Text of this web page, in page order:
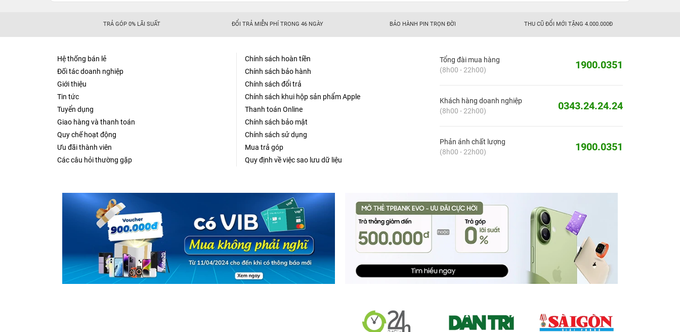
TRẢ GÓP 0% LÃI SUẤT ĐỔI TRẢ MIỄN PHÍ TRONG 46 NGÀY BẢO HÀNH PIN TRỌN ĐỜI THU CŨ ĐỔI MỚI TẶNG 4.000.000Đ
Hệ thống bán lẻ
Đối tác doanh nghiệp
Giới thiệu
Tin tức
Tuyển dụng
Giao hàng và thanh toán
Quy chế hoạt động
Ưu đãi thành viên
Các câu hỏi thường gặp
Chính sách hoàn tiền
Chính sách bảo hành
Chính sách đổi trả
Chính sách khui hộp sản phẩm Apple
Thanh toán Online
Chính sách bảo mật
Chính sách sử dụng
Mua trả góp
Quy định về việc sao lưu dữ liệu
Tổng đài mua hàng
(8h00 - 22h00)
1900.0351
Khách hàng doanh nghiệp
(8h00 - 22h00)
0343.24.24.24
Phản ánh chất lượng
(8h00 - 22h00)
1900.0351